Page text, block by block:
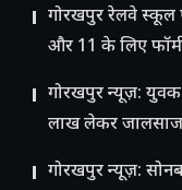
गोरखपुर रेलवे स्कूल
और 11 के लिए
गोरखपुर न्यूज़:
लाख लेकर
गोरखपुर न्यूज़: